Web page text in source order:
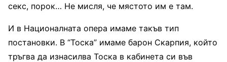
секс, порок… Не мисля, че мястото им е там.
И в Националната опера имаме такъв тип
постановки. В “Тоска” имаме барон Скарпия, който
тръгва да изнасилва Тоска в кабинета си във